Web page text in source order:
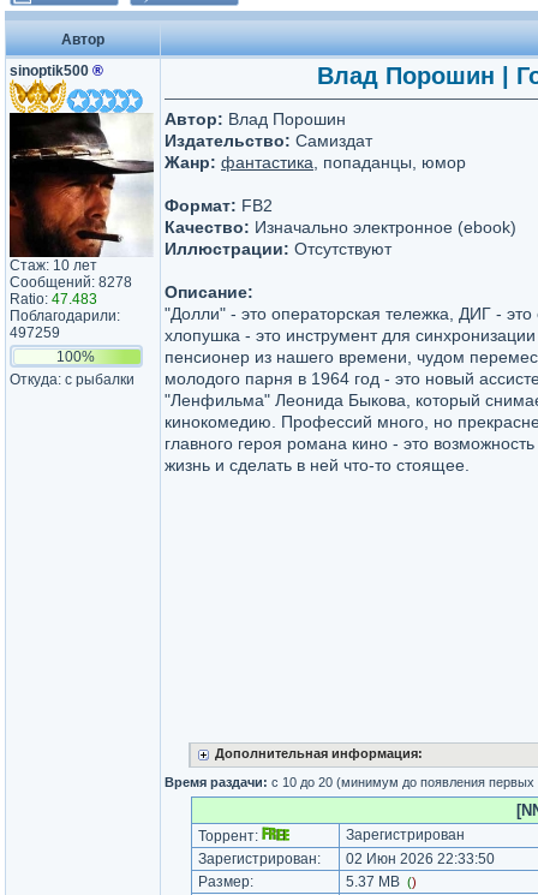
Автор
sinoptik500 ®
Стаж: 10 лет
Сообщений: 8278
Ratio: 47.483
Поблагодарили:
497259
100%
Откуда: с рыбалки
Влад Порошин |
Автор: Влад Порошин
Издательство: Самиздат
Жанр: фантастика , попаданцы, юмор
Формат: FB2
Качество: Изначально электронное (ebook)
Иллюстрации: Отсутствуют
Описание:
"Долли" - это операторская тележка, ДИГ -
хлопушка - это инструмент для
пенсионер из нашего времени, чудом
молодого парня в 1964 год - это новый
"Ленфильма" Леонида Быкова, который
кинокомедию. Профессий много, но
главного героя романа кино - это
жизнь и сделать в ней что-то стоящее.
Дополнительная информация:
Время раздачи: с 10 до 20 (минимум до появления
Торрент:
Зарегистрирован
Зарегистрирован:
02 Июн 2026 22:33:50
Размер:
5.37 MB ()